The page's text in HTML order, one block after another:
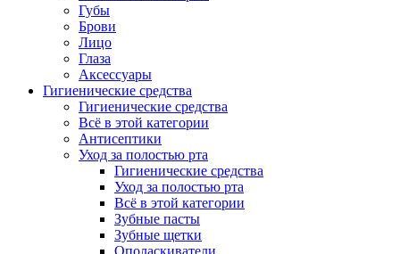
Губы
Брови
Лицо
Глаза
Аксессуары
Гигиенические средства
Гигиенические средства
Всё в этой категории
Антисептики
Уход за полостью рта
Гигиенические средства
Уход за полостью рта
Всё в этой категории
Зубные пасты
Зубные щетки
Ополаскиватели